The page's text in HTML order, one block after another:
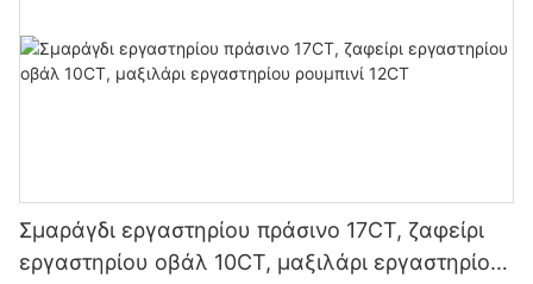
Σμαράγδι εργαστηρίου πράσινο 17CT, ζαφείρι
εργαστηρίου οβάλ 10CT, μαξιλάρι εργαστηρίου